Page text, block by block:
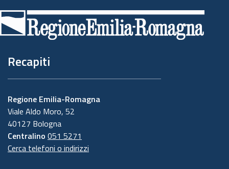
di
pagina
Recapiti
Regione Emilia-Romagna
Viale Aldo Moro, 52
40127 Bologna
Centralino 051 5271
Cerca telefoni o indirizzi